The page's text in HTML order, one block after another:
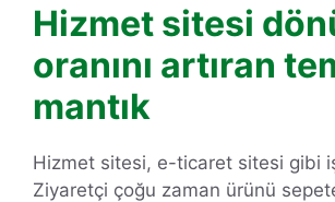
Hizmet sitesi
oranını artıran
mantık
Hizmet sitesi, e-ticaret sitesi gibi
Ziyaretçi çoğu zaman ürünü